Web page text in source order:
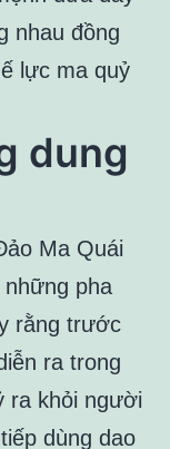
nhau đồng
lực ma quỷ
dung
Ma Quái
pha
rằng trước
ra trong
ra khỏi người
dùng dao